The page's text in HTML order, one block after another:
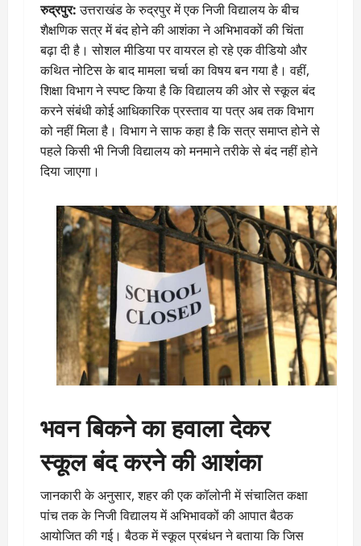
रुद्रपुर:उत्तराखंड के रुद्रपुर में एक निजी विद्यालय के बीच
शैक्षणिक सत्र में बंद होने की आशंका ने अभिभावकों की चिंता
बढ़ा दी है। सोशल मीडिया पर वायरल हो रहे एक वीडियो और
कथित नोटिस के बाद मामला चर्चा का विषय बन गया है। वहीं,
शिक्षा विभाग ने स्पष्ट किया है कि विद्यालय की ओर से स्कूल बंद
करने संबंधी कोई आधिकारिक प्रस्ताव या पत्र अब तक विभाग
को नहीं मिला है। विभाग ने साफ कहा है कि सत्र समाप्त होने से
पहले किसी भी निजी विद्यालय को मनमाने तरीके से बंद नहीं होने
दिया जाएगा।
भवन बिकने का हवाला देकर
स्कूल बंद करने की आशंका
जानकारी के अनुसार, शहर की एक कॉलोनी में संचालित कक्षा
पांच तक के निजी विद्यालय में अभिभावकों की आपात बैठक
आयोजित की गई। बैठक में स्कूल प्रबंधन ने बताया कि जिस